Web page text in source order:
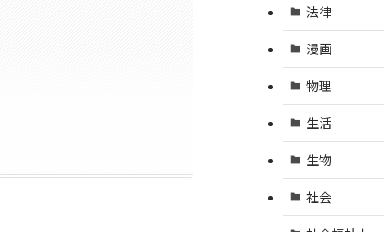
法律
漫画
物理
生活
生物
社会